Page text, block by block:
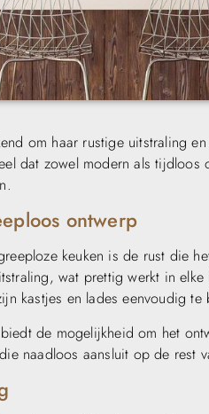
om haar rustige uitstraling
dat zowel modern als
ontwerp
keuken is de rust die
wat prettig werkt in
kastjes en lades eenvoudig
de mogelijkheid om het
naadloos aansluit op de rest